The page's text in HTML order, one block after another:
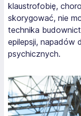
klaustrofobię,
skorygować, nie
technika
epilepsji, napadów
psychicznych.